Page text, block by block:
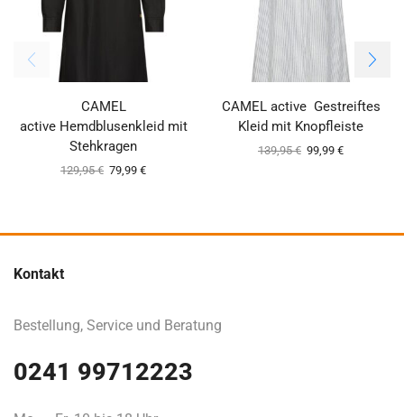
CAMEL
active Hemdblusenkleid mit
Stehkragen
129,95€ 79,99 €
CAMEL active Gestreiftes
Kleid mit Knopfleiste
139,95€ 99,99 €
Kontakt
Bestellung, Service und Beratung
0241 99712223